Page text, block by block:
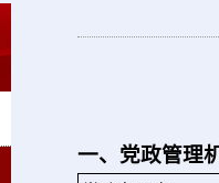
一、党政管理